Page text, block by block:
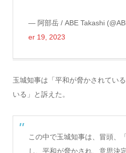
— 阿部岳 / ABE Takashi
er 19, 2023
玉城知事は「平和が脅かされてい
いる」と訴えた。
この中で玉城知事は、冒頭、
し、平和が脅かされ、意思決